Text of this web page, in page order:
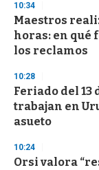
d
s
o
f
3
s
e
c
o
n
10:34
Maestros
horas: en qué
los reclamos
10:28
Feriado del 13
trabajan en
asueto
10:24
Orsi valora